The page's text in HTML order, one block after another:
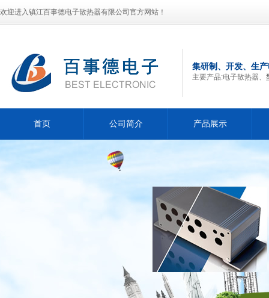
欢迎进入镇江百事德电子散热器有限公司官方网站！
集研制、开发、生
主要产品:电子散热器
首页 公司简介 产品展示